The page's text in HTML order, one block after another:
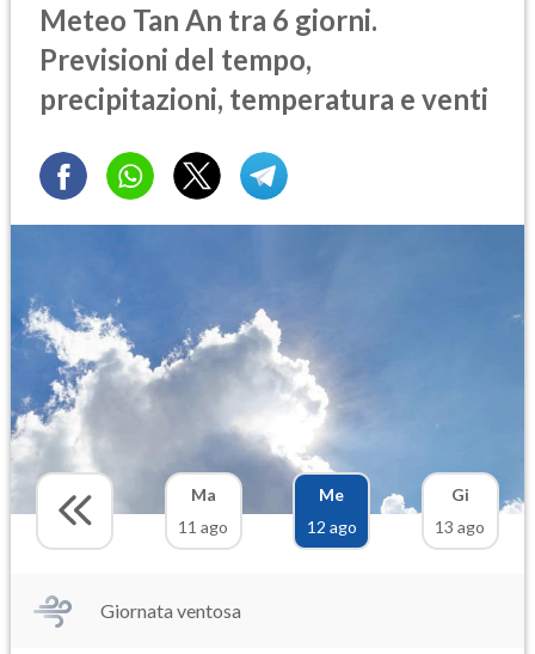
Meteo Tan An tra 6 giorni.
Previsioni del tempo,
precipitazioni, temperatura e venti
Ma
11 ago
Me
12 ago
Gi
13 ago
Giornata ventosa